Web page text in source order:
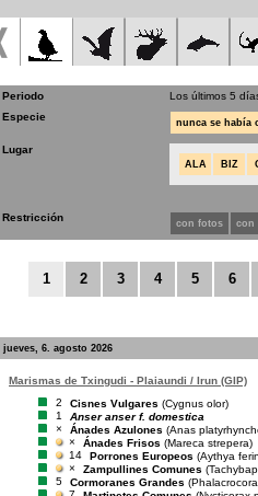
Periodo
Los últimos 5
Especie
nunca se había
Lugar
ALA BIZ
Restricción con fotos con
1 2 3 4 5 6
jueves, 6. agosto 2026
Marismas de Txingudi - Plaiaundi / Irun (GIP)
2
Cisnes Vulgares (Cygnus olor)
1
Anser anser f. domestica
×
Ánades Azulones (Anas
×
Ánades Frisos (Mareca strepera)
14
Porrones Europeos (Aythya
×
Zampullines Comunes
5
Cormoranes Grandes